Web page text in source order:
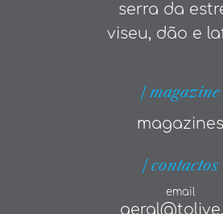
serra da
viseu, dão e
| magazine
magazines
| contactos
email